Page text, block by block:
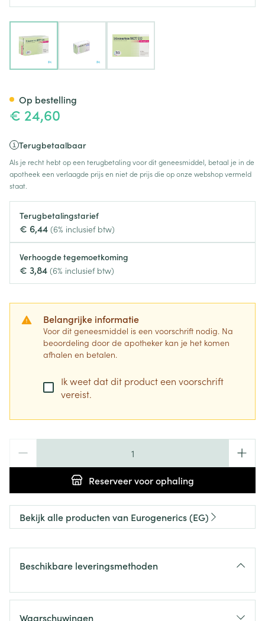
€ 24,60
Terugbetaalbaar
Als je recht hebt op een terugbetaling voor dit geneesmiddel, betaal je in de
apotheek een verlaagde prijs en niet de prijs die op onze webshop vermeld
staat.
Terugbetalingstarief
€ 6,44 (6% inclusief btw)
Verhoogde tegemoetkoming
€ 3,84 (6% inclusief btw)
Belangrijke informatie
Voor dit geneesmiddel is een voorschrift nodig. Na
beoordeling door de apotheker kan je het komen
afhalen en betalen.
Ik weet dat dit product een voorschrift
vereist.
Reserveervoor ophaling
Op bestelling
Bekijk alle producten van Eurogenerics (EG)
Beschikbare leveringsmethoden
Waarschuwingen